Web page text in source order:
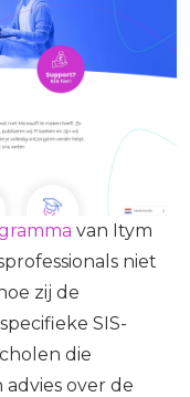
van Itym
niet
zij de
SIS-
die
over de